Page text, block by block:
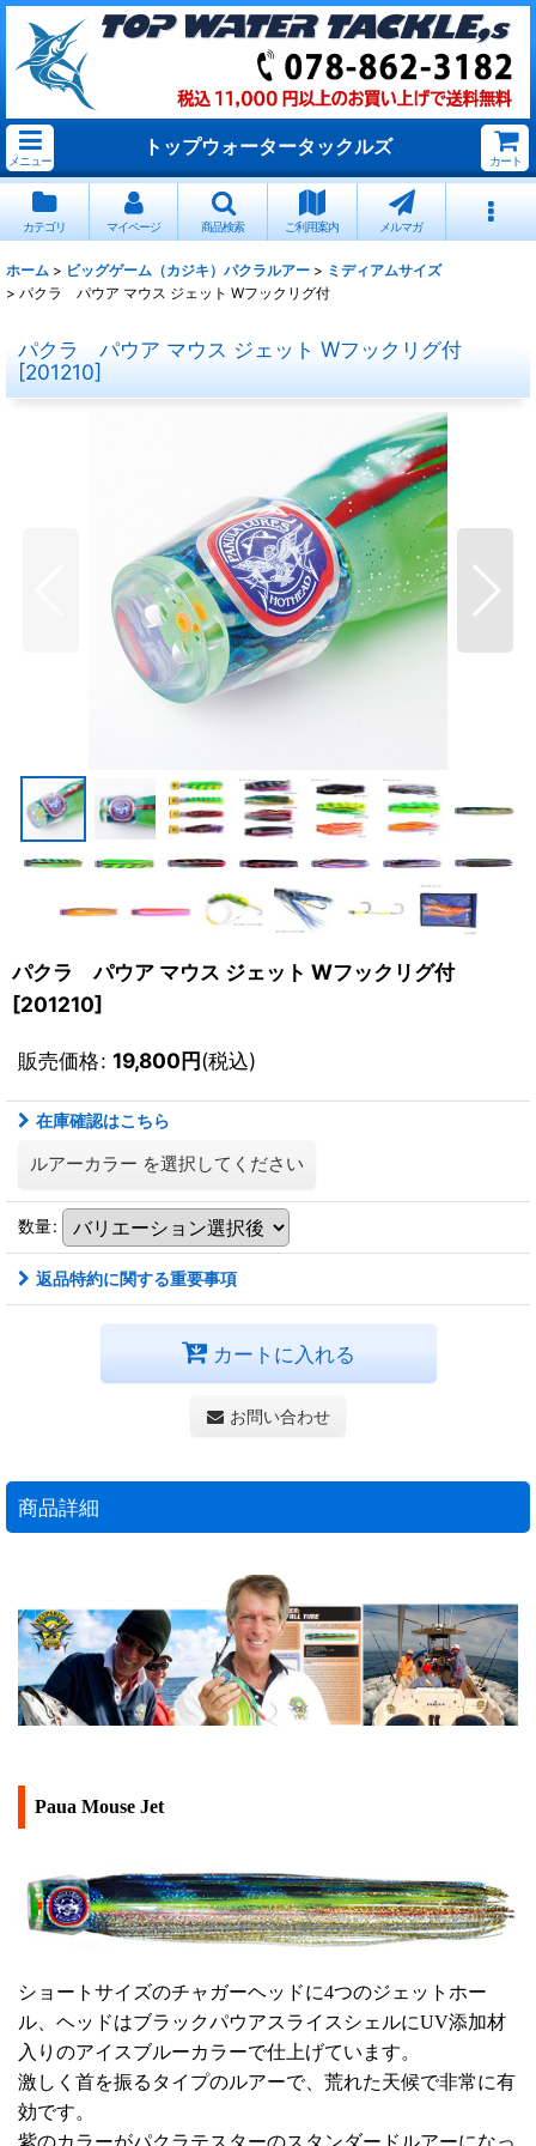
メニュー
トップウォータータックルズ
カート
カテゴリ マイページ 商品検索 ご利用案内 メルマガ
ホーム > ビッグゲーム（カジキ）パクラルアー > ミディアムサイズ
> パクラ パウア マウス ジェット Wフックリグ付
パクラ パウア マウス ジェット Wフックリグ付
[201210]
パクラ パウア マウス ジェット Wフックリグ付
[201210]
販売価格: 19,800円(税込)
在庫確認はこちら
ルアーカラー を選択してください
数量:
返品特約に関する重要事項
カートに入れる
お問い合わせ
商品詳細
Paua Mouse Jet
ショートサイズのチャガーヘッドに4つのジェットホー
ル、ヘッドはブラックパウアスライスシェルにUV添加材
入りのアイスブルーカラーで仕上げています。
激しく首を振るタイプのルアーで、荒れた天候で非常に有
効です。
紫のカラーがパクラテスターのスタンダードルアーになっ